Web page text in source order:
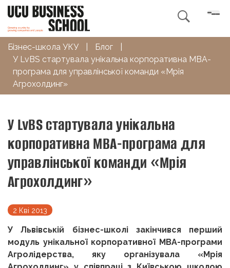

Бізнес-школа УКУ Блог
У LvBS стартувала унікальна корпоративна МВА-
програма для управлінської команди «Мрія
Агрохолдинг»
У LvBS стартувала унікальна
корпоративна МВА-програма для
управлінської команди «Мрія
Агрохолдинг»
2 Кві 2013
У Львівській бізнес-школі закінчився перший
модуль унікальної корпоративної МВА-програми
Агролідерства, яку організувала «Мрія